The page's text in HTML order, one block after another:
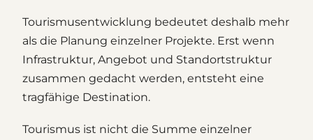
Tourismusentwicklung bedeutet deshalb mehr
als die Planung einzelner Projekte. Erst wenn
Infrastruktur, Angebot und Standortstruktur
zusammen gedacht werden, entsteht eine
tragfähige Destination.
Tourismus ist nicht die Summe einzelner